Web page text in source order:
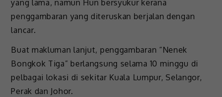
yang lama, namun Hun bersyukur kerana
penggambaran yang diteruskan berjalan dengan
lancar.
Buat makluman lanjut, penggambaran “Nenek
Bongkok Tiga” berlangsung selama 10 minggu di
pelbagai lokasi di sekitar Kuala Lumpur, Selangor,
Perak dan Johor.